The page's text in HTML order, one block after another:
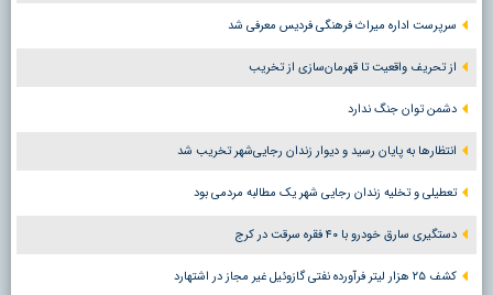
سرپرست اداره میراث فرهنگی فردیس معرفی شد
از تحریف واقعیت تا قهرمان‌سازی از تخریب
دشمن توان جنگ ندارد
انتظارها به پایان رسید و دیوار زندان رجایی‌شهر تخریب شد
تعطیلی و تخلیه زندان رجایی شهر یک مطالبه مردمی بود
دستگیری سارق خودرو با ۴۰ فقره سرقت در کرج
کشف ۲۵ هزار لیتر فرآورده نفتی گازوئیل غیر مجاز در اشتهارد